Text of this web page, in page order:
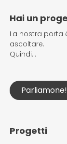
Hai un
La nostra porta
ascoltare.
Quindi…
Parliamone!
Progetti